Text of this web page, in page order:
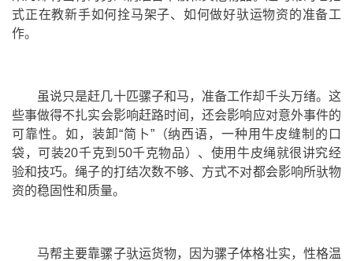
式正在教新手如何拴马架子、如何做好驮运物资的准备工
作。
虽说只是赶几十匹骡子和马，准备工作却千头万绪。这
些事做得不扎实会影响赶路时间，还会影响应对意外事件的
可靠性。如，装卸“简卜”（纳西语，一种用牛皮缝制的口
袋，可装20千克到50千克物品）、使用牛皮绳就很讲究经
验和技巧。绳子的打结次数不够、方式不对都会影响所驮物
资的稳固性和质量。
马帮主要靠骡子驮运货物，因为骡子体格壮实，性格温